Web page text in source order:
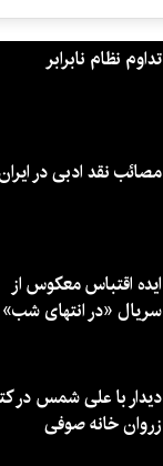
تداوم نظام نابرابر
مصائب نقد ادبی در
ایده اقتباس معکوس از
سریال «در انتهای شب»
دیدار با علی شمس در
زروان خانه صوفی